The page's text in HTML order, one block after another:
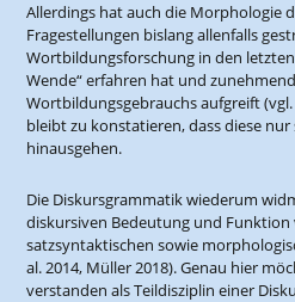
Allerdings hat auch die Morphologie
Fragestellungen bislang allenfalls
Wortbildungsforschung in den
Wende“ erfahren hat und
Wortbildungsgebrauchs aufgreift (vgl.
bleibt zu konstatieren, dass diese
hinausgehen.
Die Diskursgrammatik wiederum
diskursiven Bedeutung und Funktion
satzsyntaktischen sowie
al. 2014, Müller 2018). Genau hier
verstanden als Teildisziplin einer